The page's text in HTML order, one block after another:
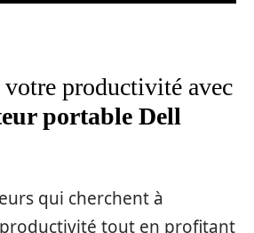
productivité avec
portable Dell
qui cherchent à
tout en profitant